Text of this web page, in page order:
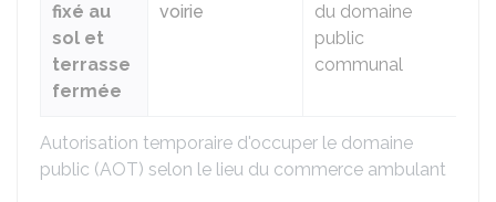
Autorisation temporaire d'occuper le domaine
public (AOT) selon le lieu du commerce ambulant
fixé au
sol et
terrasse
fermée
voirie
du domaine
public
communal